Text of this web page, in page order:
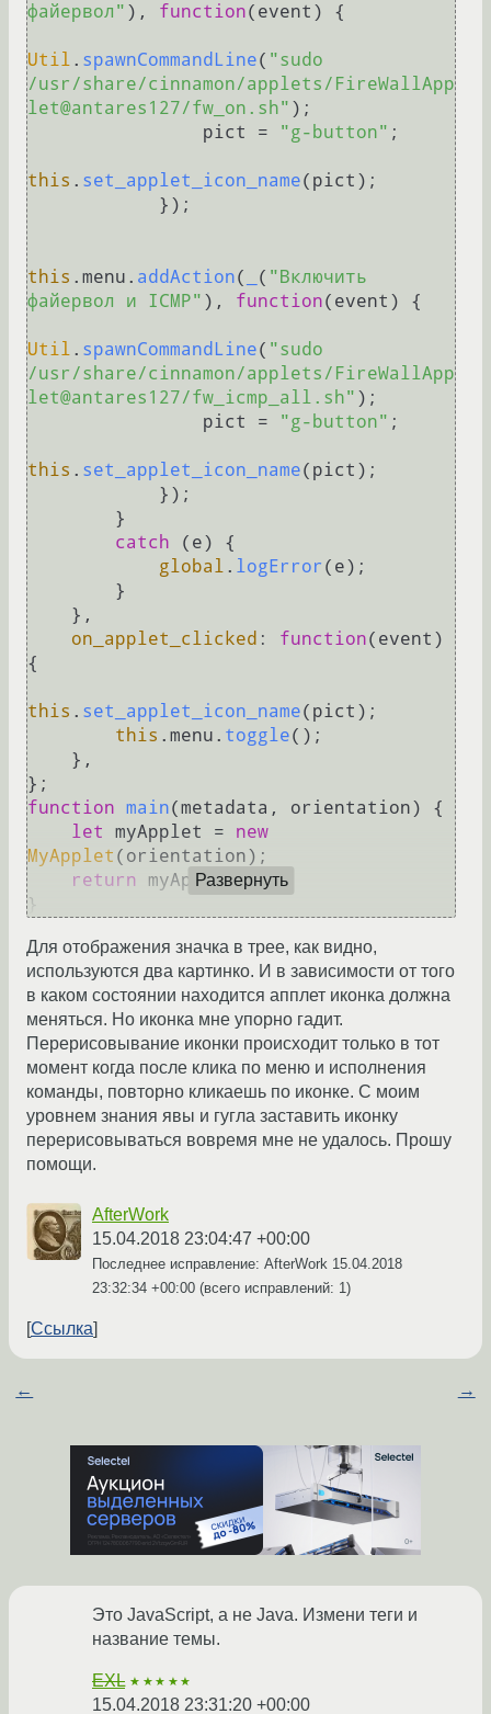
файервол" ), function( event ) {
Util . spawnCommandLine( "sudo
/usr/share/cinnamon/applets/FireWallApp
let@antares127/fw_on.sh" );
                pict =
"g-button" ;
this . set_applet_icon_name(pict);
this . menu . addAction( ( "Включить
файервол и ICMP" ), function( event ) {
Util . spawnCommandLine( "sudo
/usr/share/cinnamon/applets/FireWallApp
let@antares127/fw_icmp_all.sh" );
                pict =
"g-button" ;
this . set_applet_icon_name(pict);
catch (e) {
global . logError (e);
on_applet_clicked : function( event )
{
this . set_applet_icon_name(pict);
this . menu . toggle();
function main(metadata, orientation) {
let
myApplet = new
MyApplet (orientation);
return myApplet;
Развернуть
Для отображения значка в трее, как видно,
используются два картинко. И в зависимости от того
в каком состоянии находится апплет иконка должна
меняться. Но иконка мне упорно гадит.
Перерисовывание иконки происходит только в тот
момент когда после клика по меню и исполнения
команды, повторно кликаешь по иконке. С моим
уровнем знания явы и гугла заставить иконку
перерисовываться вовремя мне не удалось. Прошу
помощи.
AfterWork
15.04.2018 23:04:47 +00:00
Последнее исправление: AfterWork 15.04.2018
23:32:34 +00:00 (всего исправлений: 1)
Ссылка
← →
Это JavaScript, а не Java. Измени теги и
название темы.
EXL ★★★★★
15.04.2018 23:31:20 +00:00